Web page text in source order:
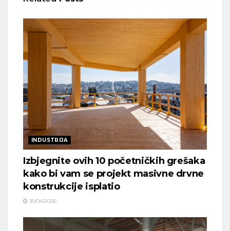
INDUSTRIJA
Izbjegnite ovih 10 početničkih grešaka
kako bi vam se projekt masivne drvne
konstrukcije isplatio
30/04/2026